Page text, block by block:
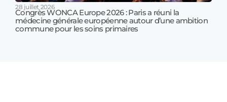
28 juillet 2026
Congrès WONCA Europe 2026 : Paris a réuni la
médecine générale européenne autour d’une ambition
commune pour les soins primaires